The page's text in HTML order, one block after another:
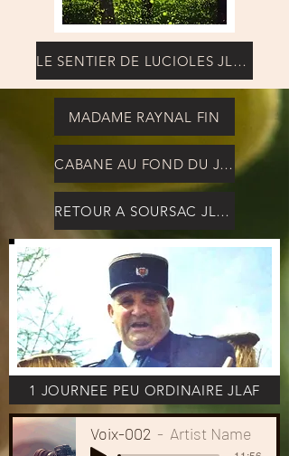
LE SENTIER DE LUCIOLES JLA F
MADAME RAYNAL FIN
CABANE AU FOND DU JARDIN JLA F
RETOUR A SOURSAC JLA F
1 JOURNEE PEU ORDINAIRE JLAF
Voix-002 Artist Name